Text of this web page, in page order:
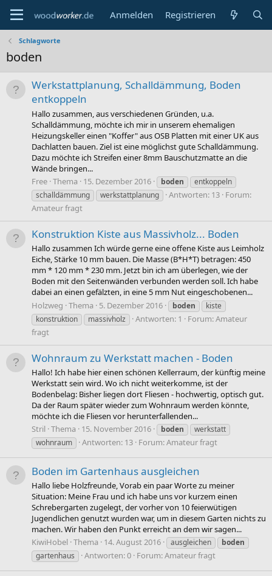
Anmelden Registrieren
Schlagworte
boden
Werkstattplanung, Schalldämmung, Boden
entkoppeln
Hallo zusammen, aus verschiedenen Gründen, u.a.
Schalldämmung, möchte ich mir in unserem ehemaligen
Heizungskeller einen "Koffer" aus OSB Platten mit einer UK aus
Dachlatten bauen. Ziel ist eine möglichst gute Schalldämmung.
Dazu möchte ich Streifen einer 8mm Bauschutzmatte an die
Wände bringen...
Free Thema 15. Dezember 2016 boden
entkoppeln
schalldämmung
werkstattplanung Antworten: 13 Forum:
Amateur fragt
Konstruktion Kiste aus Massivholz... Boden
Hallo zusammen Ich würde gerne eine offene Kiste aus Leimholz
Eiche, Stärke 10 mm bauen. Die Masse (B*H*T) betragen: 450
mm * 120 mm * 230 mm. Jetzt bin ich am überlegen, wie der
Boden mit den Seitenwänden verbunden werden soll. Ich habe
dabei an einen gefälzten, in eine 5 mm Nut eingeschobenen...
Holzweg Thema 5. Dezember 2016 boden
kiste
konstruktion
massivholz Antworten: 1 Forum:Amateur
fragt
Wohnraum zu Werkstatt machen - Boden
Hallo! Ich habe hier einen schönen Kellerraum, der künftig meine
Werkstatt sein wird. Wo ich nicht weiterkomme, ist der
Bodenbelag: Bisher liegen dort Fliesen - hochwertig, optisch gut.
Da der Raum später wieder zum Wohnraum werden könnte,
möchte ich die Fliesen vor herunterfallenden...
Stril Thema 15. November 2016 boden
werkstatt
wohnraum
Antworten: 13 Forum:Amateur fragt
Boden im Gartenhaus ausgleichen
Hallo liebe Holzfreunde, Vorab ein paar Worte zu meiner
Situation: Meine Frau und ich habe uns vor kurzem einen
Schrebergarten zugelegt, der vorher von 10 feierwütigen
Jugendlichen genutzt wurden war, um in diesem Garten nichts zu
machen. Wir haben den Punkt erreicht an dem wir sagen...
KiwiHobel Thema 14. August 2016 ausgleichen
boden
gartenhaus
Antworten: 0 Forum:Amateur fragt